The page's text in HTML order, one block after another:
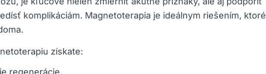
komplikáciám. Magnetoterapia je ideálnym riešením, ktoré
získate:
regenerácie.